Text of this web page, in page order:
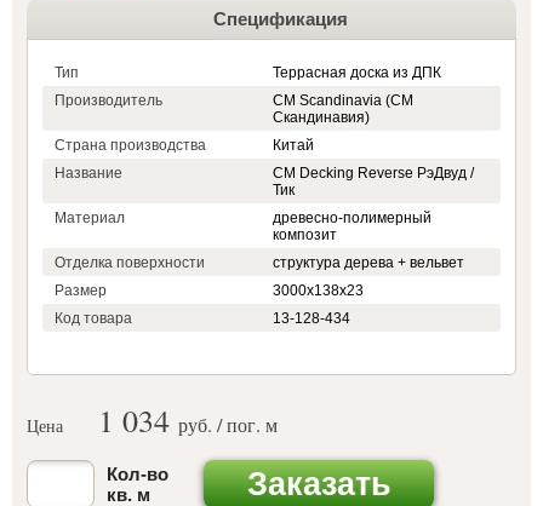
Спецификация
Тип
Террасная доска из ДПК
Производитель
CM Scandinavia (СМ
Скандинавия)
Страна производства
Китай
Название
CM Decking Reverse РэДвуд /
Тик
Материал
древесно-полимерный
композит
Отделка поверхности
структура дерева + вельвет
Размер
3000х138х23
Код товара
13-128-434
Цена 1 034 руб. / пог. м
Кол-во
кв. м
Заказать